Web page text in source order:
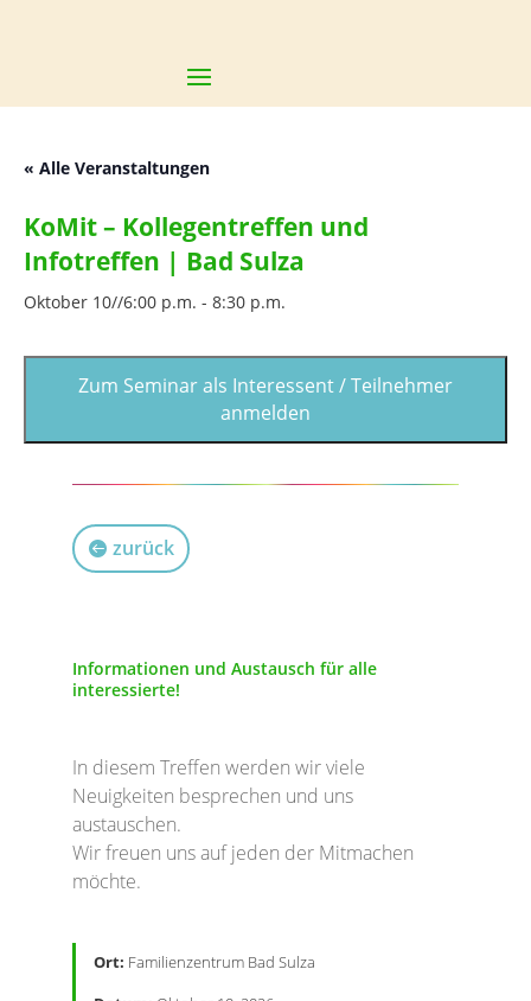
« Alle Veranstaltungen
KoMit – Kollegentreffen und
Infotreffen | Bad Sulza
Oktober 10//6:00 p.m. - 8:30 p.m.
Zum Seminar als Interessent / Teilnehmer
anmelden
zurück
Informationen und Austausch für alle
interessierte!
In diesem Treffen werden wir viele
Neuigkeiten besprechen und uns
austauschen.
Wir freuen uns auf jeden der Mitmachen
möchte.
Ort: Familienzentrum Bad Sulza